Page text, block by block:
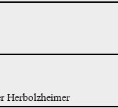
Herbolzheimer